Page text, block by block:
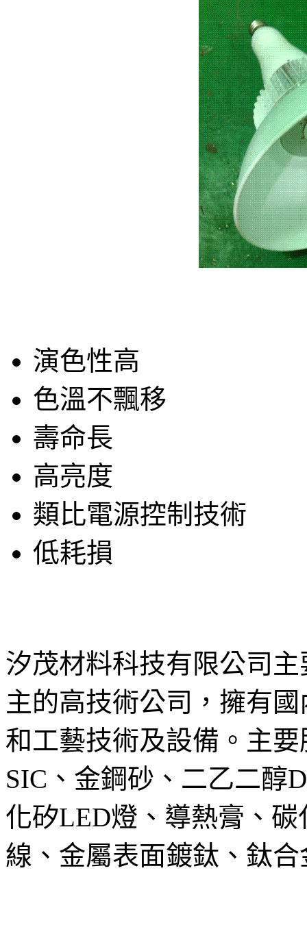
演色性高
色溫不飄移
壽命長
高亮度
類比電源控制技術
低耗損
汐茂材料科技有限公司
主的高技術公司，擁有
和工藝技術及設備。主
SIC、金鋼砂、二乙二醇
化矽LED燈、導熱膏、
線、金屬表面鍍鈦、鈦合